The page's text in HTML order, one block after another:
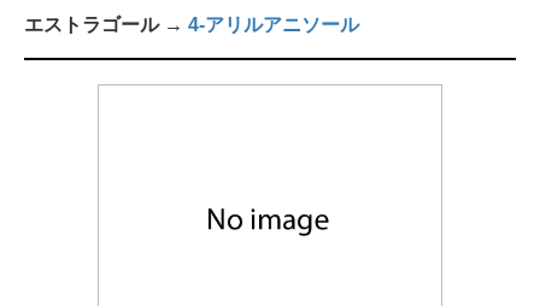
エストラゴール → 4-アリルアニソール